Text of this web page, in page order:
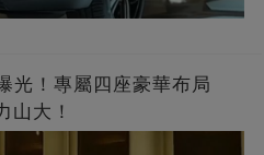
光！專屬四座豪華布局
山大！